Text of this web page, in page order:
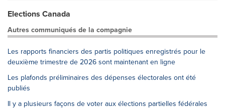
Elections Canada
Autres communiqués de la compagnie
Les rapports financiers des partis politiques enregistrés pour le
deuxième trimestre de 2026 sont maintenant en ligne
Les plafonds préliminaires des dépenses électorales ont été
publiés
Il y a plusieurs façons de voter aux élections partielles fédérales